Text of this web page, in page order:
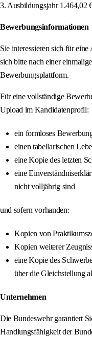
3. Ausbildungsjahr 1.464,02
Bewerbungsinformationen
Sie interessieren sich für
sich bitte nach einer
Bewerbungsplattform.
Für eine vollständige
Upload im Kandidatenprofil:
ein formloses
einen tabellarischen
eine Kopie des letzten
eine
nicht volljährig sind
und sofern vorhanden:
Kopien von
Kopien weiterer
eine Kopie des
über die Gleichstellung
Unternehmen
Die Bundeswehr garantiert
Handlungsfähigkeit der